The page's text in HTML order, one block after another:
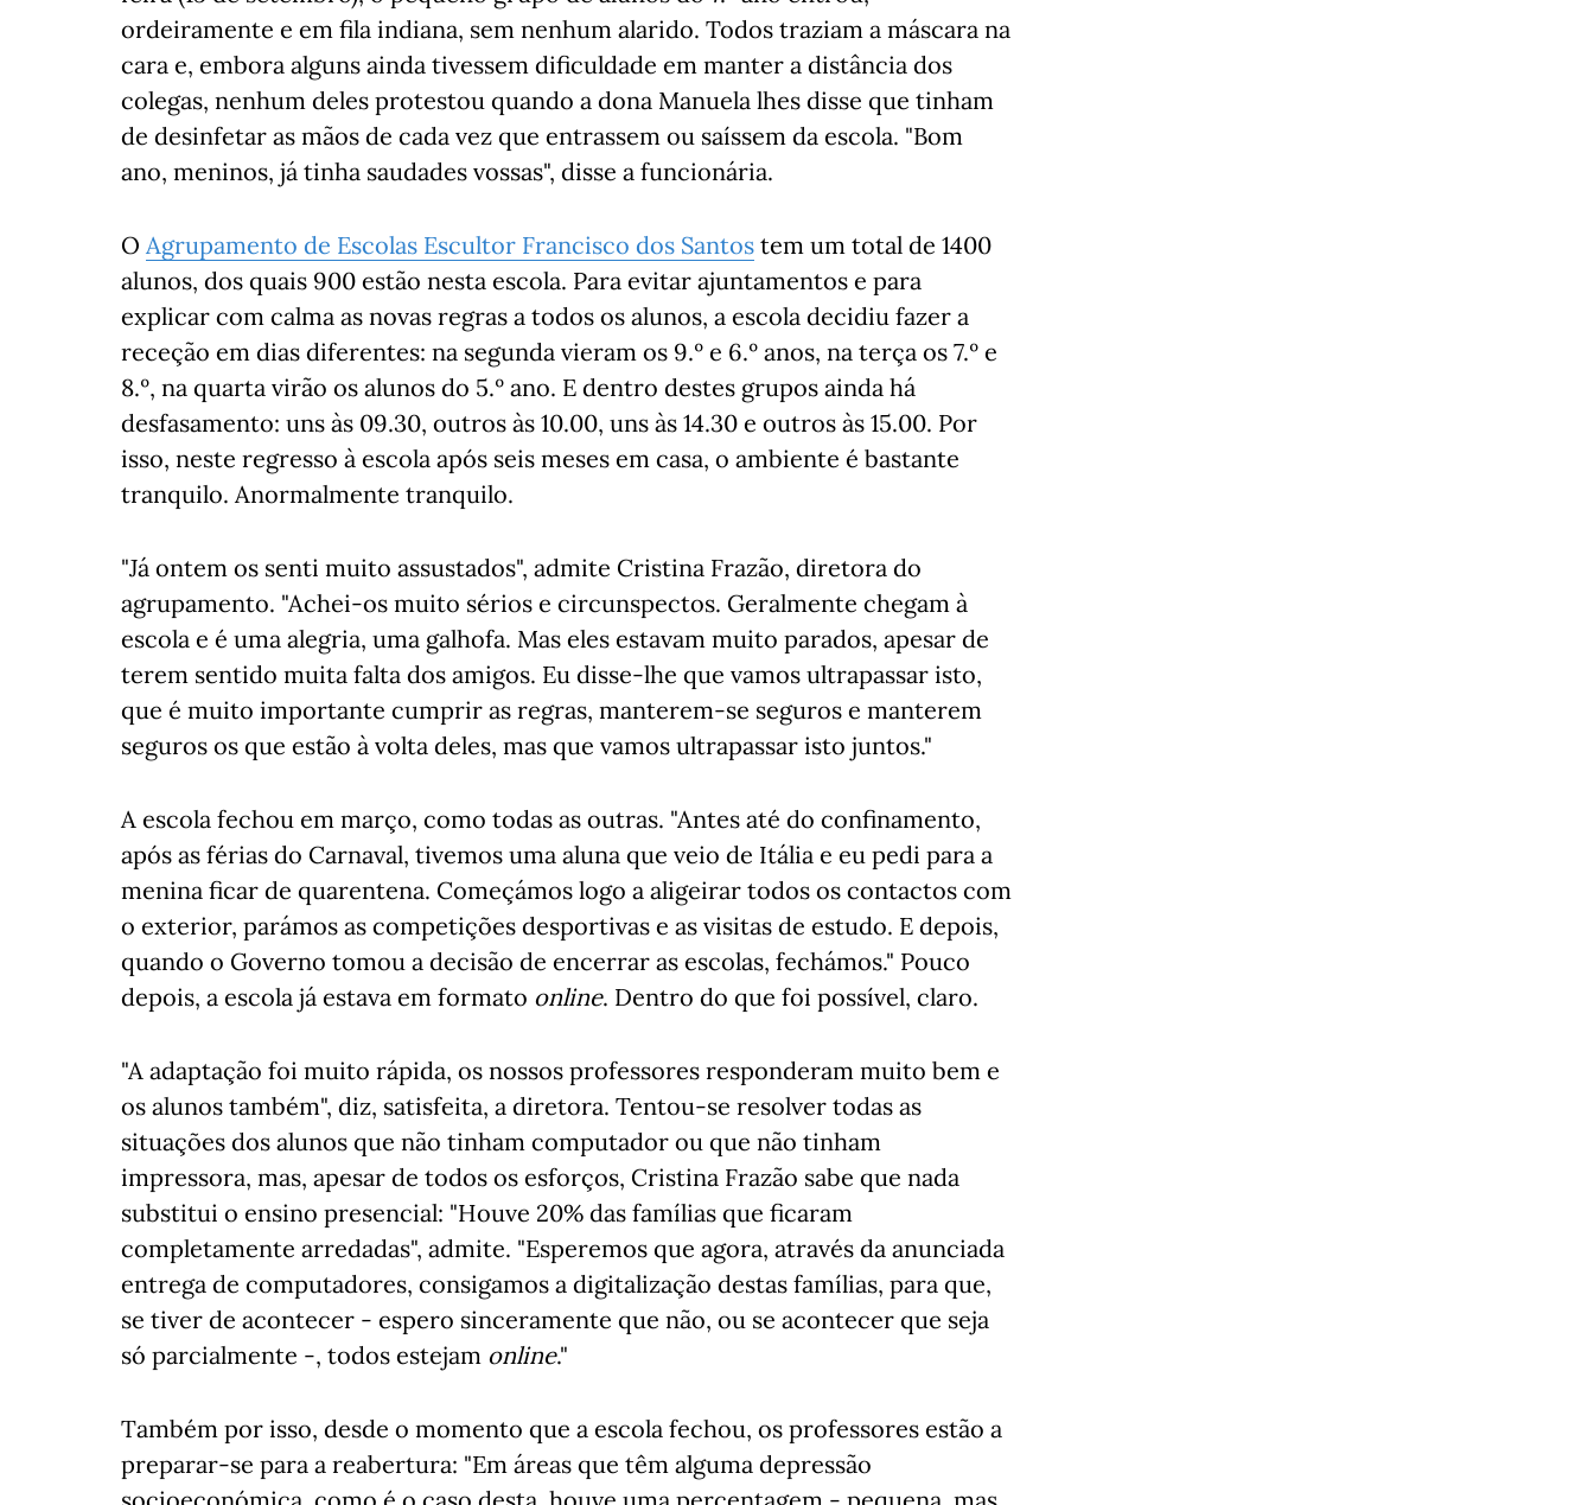
ordeiramente e em fila indiana, sem nenhum alarido. Todos traziam a máscara na
cara e, embora alguns ainda tivessem dificuldade em manter a distância dos
colegas, nenhum deles protestou quando a dona Manuela lhes disse que tinham
de desinfetar as mãos de cada vez que entrassem ou saíssem da escola. "Bom
ano, meninos, já tinha saudades vossas", disse a funcionária.
O Agrupamento de Escolas Escultor Francisco dos Santos tem um total de 1400
alunos, dos quais 900 estão nesta escola. Para evitar ajuntamentos e para
explicar com calma as novas regras a todos os alunos, a escola decidiu fazer a
receção em dias diferentes: na segunda vieram os 9.º e 6.º anos, na terça os 7.º e
8.º, na quarta virão os alunos do 5.º ano. E dentro destes grupos ainda há
desfasamento: uns às 09.30, outros às 10.00, uns às 14.30 e outros às 15.00. Por
isso, neste regresso à escola após seis meses em casa, o ambiente é bastante
tranquilo. Anormalmente tranquilo.
"Já ontem os senti muito assustados", admite Cristina Frazão, diretora do
agrupamento. "Achei-os muito sérios e circunspectos. Geralmente chegam à
escola e é uma alegria, uma galhofa. Mas eles estavam muito parados, apesar de
terem sentido muita falta dos amigos. Eu disse-lhe que vamos ultrapassar isto,
que é muito importante cumprir as regras, manterem-se seguros e manterem
seguros os que estão à volta deles, mas que vamos ultrapassar isto juntos."
A escola fechou em março, como todas as outras. "Antes até do confinamento,
após as férias do Carnaval, tivemos uma aluna que veio de Itália e eu pedi para a
menina ficar de quarentena. Começámos logo a aligeirar todos os contactos com
o exterior, parámos as competições desportivas e as visitas de estudo. E depois,
quando o Governo tomou a decisão de encerrar as escolas, fechámos." Pouco
depois, a escola já estava em formato online. Dentro do que foi possível, claro.
"A adaptação foi muito rápida, os nossos professores responderam muito bem e
os alunos também", diz, satisfeita, a diretora. Tentou-se resolver todas as
situações dos alunos que não tinham computador ou que não tinham
impressora, mas, apesar de todos os esforços, Cristina Frazão sabe que nada
substitui o ensino presencial: "Houve 20% das famílias que ficaram
completamente arredadas", admite. "Esperemos que agora, através da anunciada
entrega de computadores, consigamos a digitalização destas famílias, para que,
se tiver de acontecer - espero sinceramente que não, ou se acontecer que seja
só parcialmente -, todos estejam online."
Também por isso, desde o momento que a escola fechou, os professores estão a
preparar-se para a reabertura: "Em áreas que têm alguma depressão